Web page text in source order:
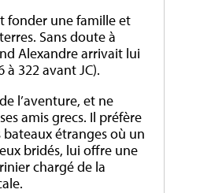
fonder une famille et
Sans doute à
Alexandre arrivait lui
à 322 avant JC).
l’aventure, et ne
amis grecs. Il préfère
étranges où un
bridés, lui offre une
chargé de la